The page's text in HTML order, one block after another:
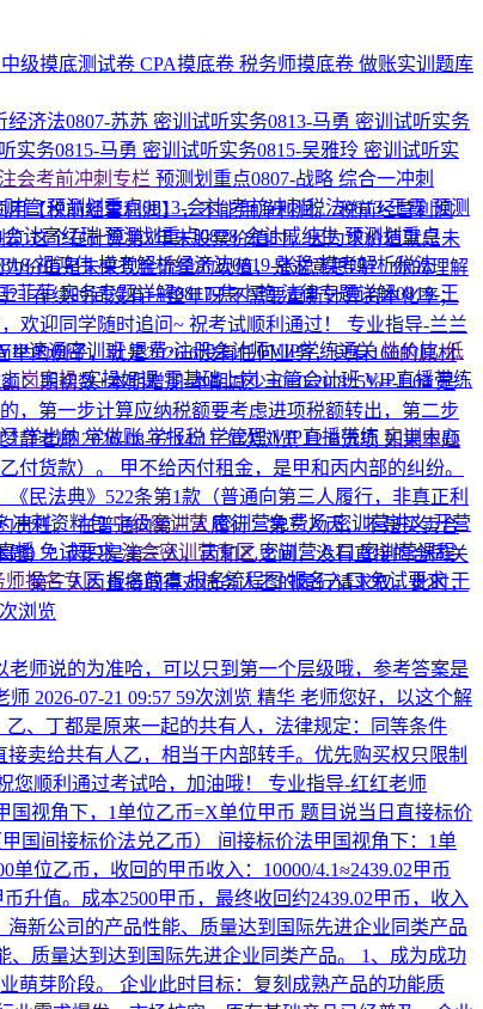
中级摸底测试卷 CPA摸底卷 税务师摸底卷 做账实训题库
经济法0807-苏苏 密训试听实务0813-马勇 密训试听实务
实务0815-马勇 密训试听实务0815-吴雅玲 密训试听实
会考前冲刺专栏 预测划重点0807-战略 综合一冲刺
财管预测划重点0813-会计考前冲刺税法0813-王霞预测
会计高红瑞预测划重点0828-会计戚纯生预测划重点
祖鸿伟模考解析经济法0819-张稳模考解析税法
菲菲实务专题详解0817-焦小艳法律专题详解0819-王
速通密训班退费·注册会计师VIP学练通关性价比·低
上岗实操实操好课零基础上岗主管会计班VIP直播带练
学出纳学做账学报税 学管理VIP直播带练 实训中心
冲刺资料包中级密训营密训营免费场密训营讲义开营
播 免试要求注会密训营专区密训营入口密训营课程
师报名专区报名简章报名流程图报名入口免试要求干
【税前经营利润】，不能用净利润。 税前经营利润
览这个在计算第5年末股票价值时，因为求价值就是未
价值是未来现金流量的现值，是这意思吗？你的理解
？ 存续时间没有一整年呀不需要重新计算资本化率；
欢迎同学随时追问~ 祝考试顺利通过！
专业指导-兰兰
的例子，就是2026.6没有任何业务，只有160的原材
：期初数+本期增加-本期减少=0+0-20.8*5%=-1.04 是
，第一步计算应纳税额要考虑进项税额转出，第二步
静老师 2026-08-07 14:1130次浏览12.B选项 如果本题
货款）。 甲不给丙付租金，是甲和丙内部的纠纷。
民法典》522条第1款（普通向第三人履行，非真正利
任。 在普通向第三人履行：第三人丙，不是买卖合
）：丙只是第三人，丙和乙之间，没有直接的合同关
第三人丙直接取得对债务人乙的履行请求权。此时，
浏览
老师说的为准哈，可以只到第一个层级哦，参考答案是
师 2026-07-21 09:57 59次浏览 精华 老师您好，以这个解
、丁都是原来一起的共有人，法律规定：同等条件
卖给共有人乙，相当于内部转手。优先购买权只限制
顺利通过考试哈，加油哦！
专业指导-红红老师
国视角下，1单位乙币=X单位甲币 题目说当日直接标价
国间接标价法兑乙币） 间接标价法甲国视角下：1单
位乙币，收回的甲币收入：10000/4.1≈2439.02甲币
升值。成本2500甲币，最终收回约2439.02甲币，收入
新公司的产品性能、质量达到国际先进企业同类产品
质量达到达到国际先进企业同类产品。 1、成为成功
萌芽阶段。 企业此时目标：复刻成熟产品的功能质